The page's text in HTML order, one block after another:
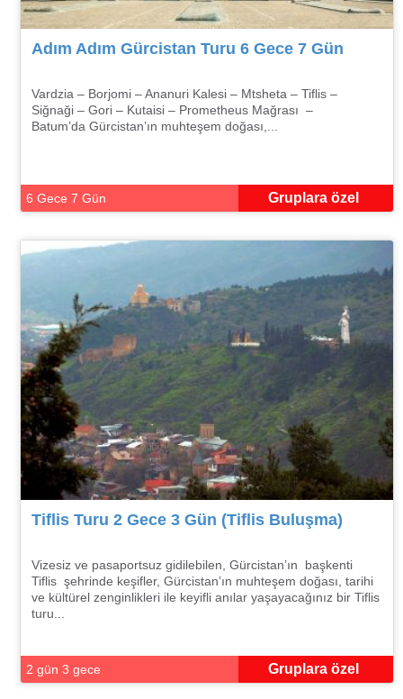
Adım Adım Gürcistan Turu 6 Gece 7 Gün
Vardzia – Borjomi – Ananuri Kalesi – Mtsheta – Tiflis –
Siğnaği – Gori – Kutaisi – Prometheus Mağrası –
Batum’da Gürcistan’ın muhteşem doğası,...
6 Gece 7 Gün Gruplara özel
Tiflis Turu 2 Gece 3 Gün (Tiflis Buluşma)
Vizesiz ve pasaportsuz gidilebilen, Gürcistan’ın başkenti
Tiflis şehrinde keşifler, Gürcistan’ın muhteşem doğası, tarihi
ve kültürel zenginlikleri ile keyifli anılar yaşayacağınız bir Tiflis
turu...
2 gün 3 gece Gruplara özel